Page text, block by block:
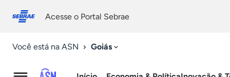
conosco
Acesse o Portal Sebrae
Você está na ASN Goiás